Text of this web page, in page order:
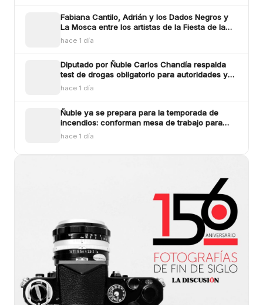
Fabiana Cantilo, Adrián y los Dados Negros y
La Mosca entre los artistas de la Fiesta de la
Longaniza Chillán 2026
hace 1 día
Diputado por Ñuble Carlos Chandía respalda
test de drogas obligatorio para autoridades y
funcionarios públicos
hace 1 día
Ñuble ya se prepara para la temporada de
incendios: conforman mesa de trabajo para
enfrentar los siniestros
hace 1 día